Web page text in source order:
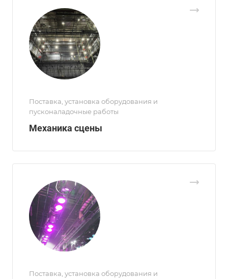
Поставка, установка оборудования и
пусконаладочные работы
Механика сцены
Поставка, установка оборудования и